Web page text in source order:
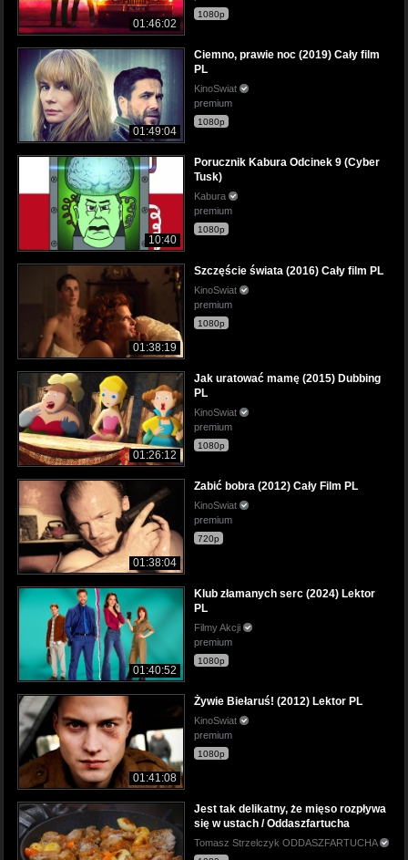
01:46:02
1080p
01:49:04
Ciemno, prawie noc (2019) Cały film
PL
KinoSwiat
premium
1080p
10:40
Porucznik Kabura Odcinek 9 (Cyber
Tusk)
Kabura
premium
1080p
01:38:19
Szczęście świata (2016) Cały film PL
KinoSwiat
premium
1080p
01:26:12
Jak uratować mamę (2015) Dubbing
PL
KinoSwiat
premium
1080p
01:38:04
Zabić bobra (2012) Cały Film PL
KinoSwiat
premium
720p
01:40:52
Klub złamanych serc (2024) Lektor
PL
Filmy Akcji
premium
1080p
01:41:08
Żywie Biełaruś! (2012) Lektor PL
KinoSwiat
premium
1080p
Jest tak delikatny, że mięso rozpływa
się w ustach / Oddaszfartucha
Tomasz Strzelczyk ODDASZFARTUCHA